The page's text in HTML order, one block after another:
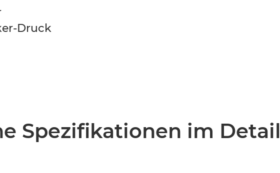
Druck
Spezifikationen im Detail